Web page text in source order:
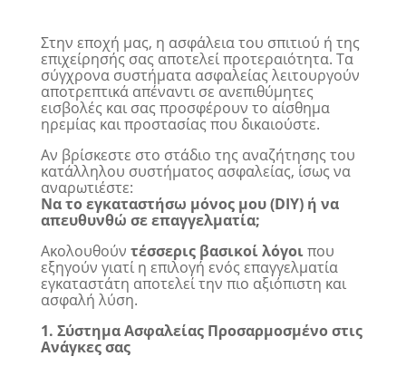
Στην εποχή μας, η ασφάλεια του σπιτιού ή της
επιχείρησής σας αποτελεί προτεραιότητα. Τα
σύγχρονα συστήματα ασφαλείας λειτουργούν
αποτρεπτικά απέναντι σε ανεπιθύμητες
εισβολές και σας προσφέρουν το αίσθημα
ηρεμίας και προστασίας που δικαιούστε.
Αν βρίσκεστε στο στάδιο της αναζήτησης του
κατάλληλου συστήματος ασφαλείας, ίσως να
αναρωτιέστε:
Να το εγκαταστήσω μόνος μου (DIY) ή να
απευθυνθώ σε επαγγελματία;
Ακολουθούν τέσσερις βασικοί λόγοιπου
εξηγούν γιατί η επιλογή ενός επαγγελματία
εγκαταστάτη αποτελεί την πιο αξιόπιστη και
ασφαλή λύση.
1. Σύστημα Ασφαλείας Προσαρμοσμένο στις
Ανάγκες σας